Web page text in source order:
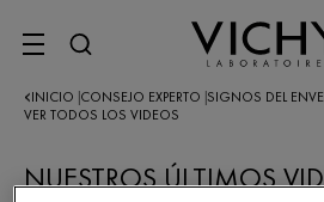
SITE MENU
INICIO CONSEJO EXPERTO SIGNOS DEL
VER TODOS LOS VIDEOS
NUESTROS ÚLTIMOS